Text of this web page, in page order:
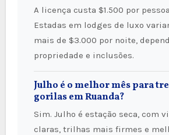
A licença custa $1.500 por pessoa o ano todo.
Estadas em lodges de luxo
mais de $3.000 por noite,
propriedade e inclusões.
Julho é o melhor mês para
gorilas em Ruanda?
Sim. Julho é estação seca, com vistas mais
claras, trilhas mais firmes e